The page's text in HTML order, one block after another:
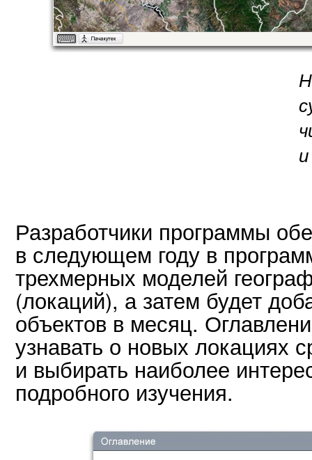
Разработчики программы
в следующем году в
трехмерных моделей
(локаций), а затем будет
объектов в месяц.
узнавать о новых локациях
и выбирать наиболее
подробного изучения.